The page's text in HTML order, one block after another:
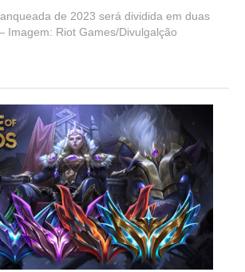
de 2023 será dividida em duas
Imagem: Riot Games/Divulgalção